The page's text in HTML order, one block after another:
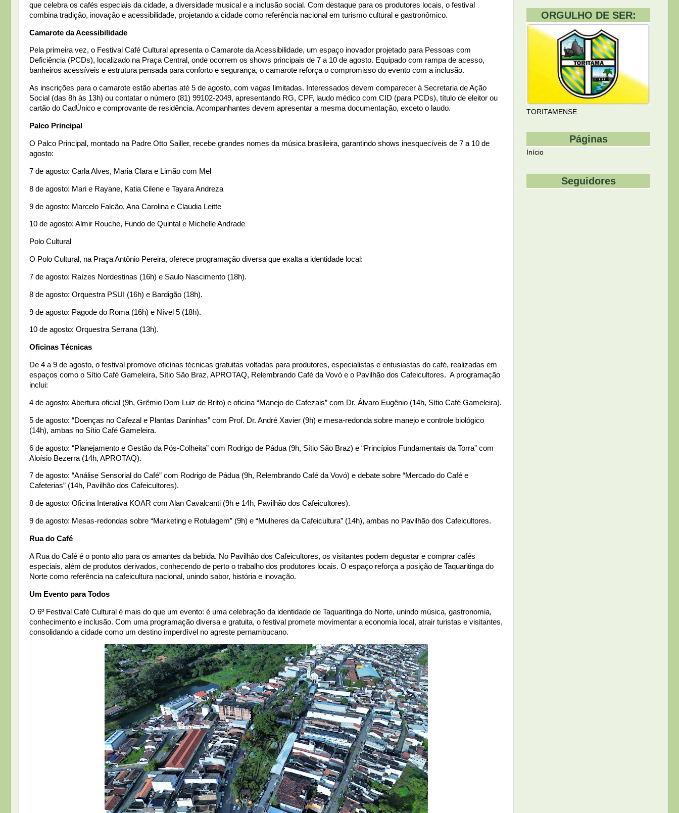
que celebra os cafés especiais da cidade, a diversidade musical e a inclusão social. Com destaque para os produtores locais, o festival
combina tradição, inovação e acessibilidade, projetando a cidade como referência nacional em turismo cultural e gastronômico.
Camarote da Acessibilidade
Pela primeira vez, o Festival Café Cultural apresenta o Camarote da Acessibilidade, um espaço inovador projetado para Pessoas com
Deficiência (PCDs), localizado na Praça Central, onde ocorrem os shows principais de 7 a 10 de agosto. Equipado com rampa de acesso,
banheiros acessíveis e estrutura pensada para conforto e segurança, o camarote reforça o compromisso do evento com a inclusão.
As inscrições para o camarote estão abertas até 5 de agosto, com vagas limitadas. Interessados devem comparecer à Secretaria de Ação
Social (das 8h às 13h) ou contatar o número (81) 99102-2049, apresentando RG, CPF, laudo médico com CID (para PCDs), título de eleitor ou
cartão do CadÚnico e comprovante de residência. Acompanhantes devem apresentar a mesma documentação, exceto o laudo.
Palco Principal
O Palco Principal, montado na Padre Otto Sailler, recebe grandes nomes da música brasileira, garantindo shows inesquecíveis de 7 a 10 de
agosto:
7 de agosto: Carla Alves, Maria Clara e Limão com Mel
8 de agosto: Mari e Rayane, Katia Cilene e Tayara Andreza
9 de agosto: Marcelo Falcão, Ana Carolina e Claudia Leitte
10 de agosto: Almir Rouche, Fundo de Quintal e Michelle Andrade
Polo Cultural
O Polo Cultural, na Praça Antônio Pereira, oferece programação diversa que exalta a identidade local:
7 de agosto: Raízes Nordestinas (16h) e Saulo Nascimento (18h).
8 de agosto: Orquestra PSUI (16h) e Bardigão (18h).
9 de agosto: Pagode do Roma (16h) e Nível 5 (18h).
10 de agosto: Orquestra Serrana (13h).
Oficinas Técnicas
De 4 a 9 de agosto, o festival promove oficinas técnicas gratuitas voltadas para produtores, especialistas e entusiastas do café, realizadas em
espaços como o Sítio Café Gameleira, Sítio São Braz, APROTAQ, Relembrando Café da Vovó e o Pavilhão dos Cafeicultores. A programação
inclui:
4 de agosto: Abertura oficial (9h, Grêmio Dom Luiz de Brito) e oficina “Manejo de Cafezais” com Dr. Álvaro Eugênio (14h, Sítio Café Gameleira).
5 de agosto: “Doenças no Cafezal e Plantas Daninhas” com Prof. Dr. André Xavier (9h) e mesa-redonda sobre manejo e controle biológico
(14h), ambas no Sítio Café Gameleira.
6 de agosto: “Planejamento e Gestão da Pós-Colheita” com Rodrigo de Pádua (9h, Sítio São Braz) e “Princípios Fundamentais da Torra” com
Aloísio Bezerra (14h, APROTAQ).
7 de agosto: “Análise Sensorial do Café” com Rodrigo de Pádua (9h, Relembrando Café da Vovó) e debate sobre “Mercado do Café e
Cafeterias” (14h, Pavilhão dos Cafeicultores).
8 de agosto: Oficina Interativa KOAR com Alan Cavalcanti (9h e 14h, Pavilhão dos Cafeicultores).
9 de agosto: Mesas-redondas sobre “Marketing e Rotulagem” (9h) e “Mulheres da Cafeicultura” (14h), ambas no Pavilhão dos Cafeicultores.
Rua do Café
A Rua do Café é o ponto alto para os amantes da bebida. No Pavilhão dos Cafeicultores, os visitantes podem degustar e comprar cafés
especiais, além de produtos derivados, conhecendo de perto o trabalho dos produtores locais. O espaço reforça a posição de Taquaritinga do
Norte como referência na cafeicultura nacional, unindo sabor, história e inovação.
Um Evento para Todos
O 6º Festival Café Cultural é mais do que um evento: é uma celebração da identidade de Taquaritinga do Norte, unindo música, gastronomia,
conhecimento e inclusão. Com uma programação diversa e gratuita, o festival promete movimentar a economia local, atrair turistas e visitantes,
consolidando a cidade como um destino imperdível no agreste pernambucano.
ORGULHO DE SER:
TORITAMENSE
Páginas
Início
Seguidores